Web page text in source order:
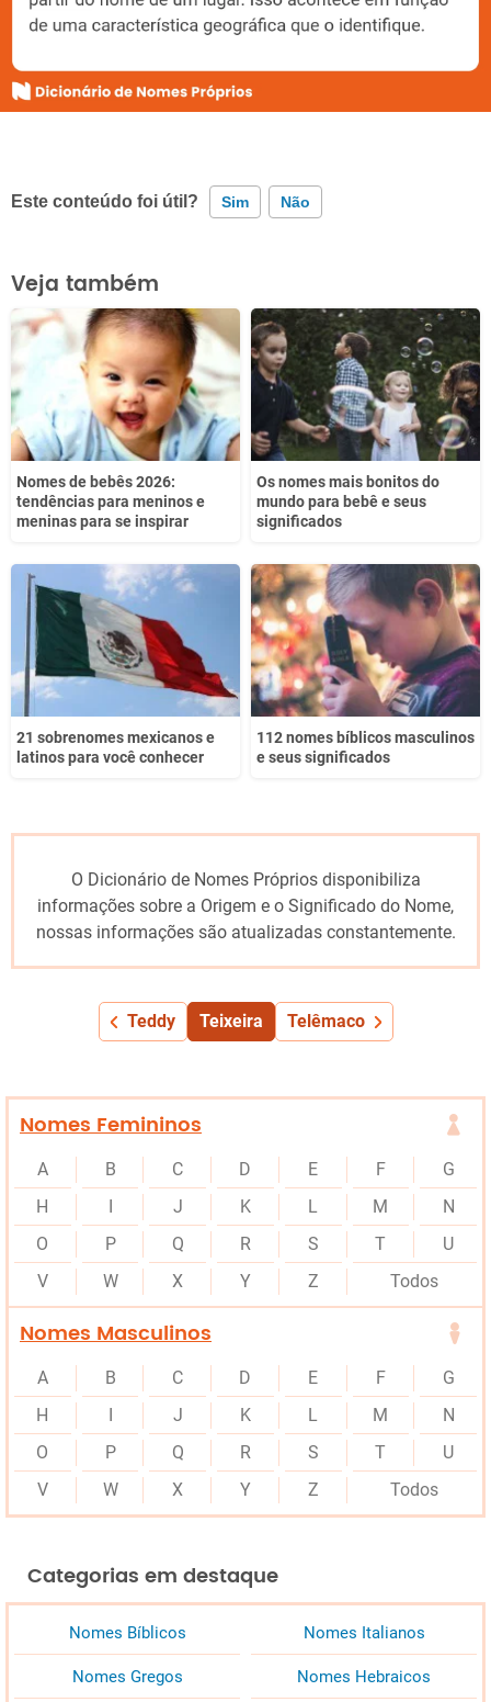
Este conteúdo foi útil? Sim Não
Este conteúdo contém informação incorreta
Este conteúdo não tem a informação que procuro
Outro
Veja também
Nomes de bebês 2026:
tendências para meninos e
meninas para se inspirar
Os nomes mais bonitos do
mundo para bebê e seus
significados
21 sobrenomes mexicanos e
latinos para você conhecer
112 nomes bíblicos masculinos
e seus significados
O Dicionário de Nomes Próprios disponibiliza
informações sobre a Origem e o Significado do Nome,
nossas informações são atualizadas constantemente.
Teddy Teixeira Telêmaco
Nomes Femininos
A B C D E F
G
H
J K L M
N
O
P Q R S T
U
V
W X Y Z Todos
Nomes Masculinos
A B C D E F
G
H
J K L M
N
O
P Q R S T
U
V
W X Y Z Todos
Categorias em destaque
Nomes Bíblicos Nomes Italianos
Nomes Gregos Nomes Hebraicos